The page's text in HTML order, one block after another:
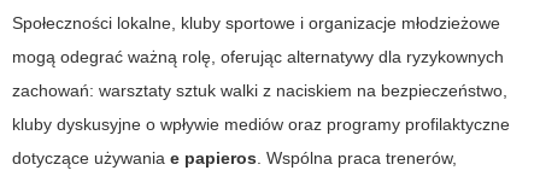
Społeczności lokalne, kluby sportowe i organizacje młodzieżowe
mogą odegrać ważną rolę, oferując alternatywy dla ryzykownych
zachowań: warsztaty sztuk walki z naciskiem na bezpieczeństwo,
kluby dyskusyjne o wpływie mediów oraz programy profilaktyczne
dotyczące używania e papieros. Wspólna praca trenerów,